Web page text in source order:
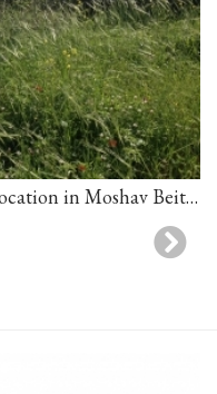
For sale a plot in an excellent location in Moshav Beit Yitzhak